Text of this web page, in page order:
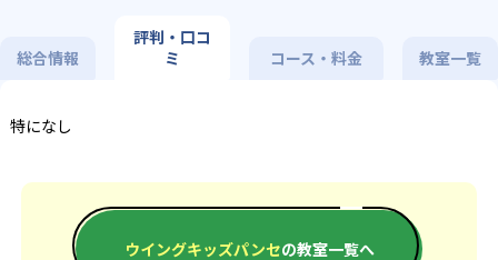
総合情報
評判・口コ
ミ
コース・料金 教室一覧
特になし
ウイングキッズパンセの教室一覧へ